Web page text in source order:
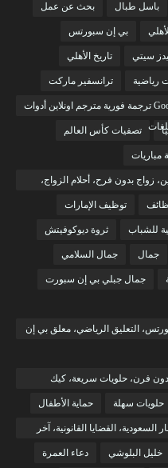
باسل طبال بحث عن عمل
بي إن سبورتس
سيتي تاريخ الأهلي
رياضية ترانسفير ماركت
ترجمة ترجمه Google Traduction gg traduction ترجمة فورية مترجم اونلاين أدوات
تصفيات كأس العالم
مباريات
زواج بدون فرح، أحلام الزواج،
توظيف الإمارات
للشباب ثروة ديوكوفيتش
جمال جمال السلامي
جمال جبلي بي إن سبورت
التعليق الرياضي، معلق بي إن
فرن، حلويات سريعة، كيك
حلويات سهلة حماية الأطفال
القضايا القانونية، آخر
خليل البلوشي دعاء العمرة